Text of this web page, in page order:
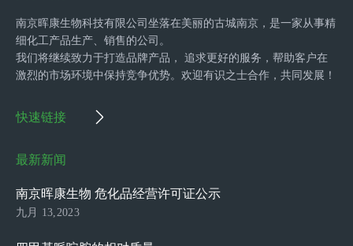
南京晖康生物科技有限公司坐落在美丽的古城南京，是一家从事精
细化工产品生产、销售的公司。
我们将继续致力于打造品牌产品， 追求更好的服务，帮助客户在
激烈的市场环境中保持竞争优势。欢迎有识之士合作，共同发展！
快速链接
最新新闻
南京晖康生物 危化品经营许可证公示
九月 13,2023